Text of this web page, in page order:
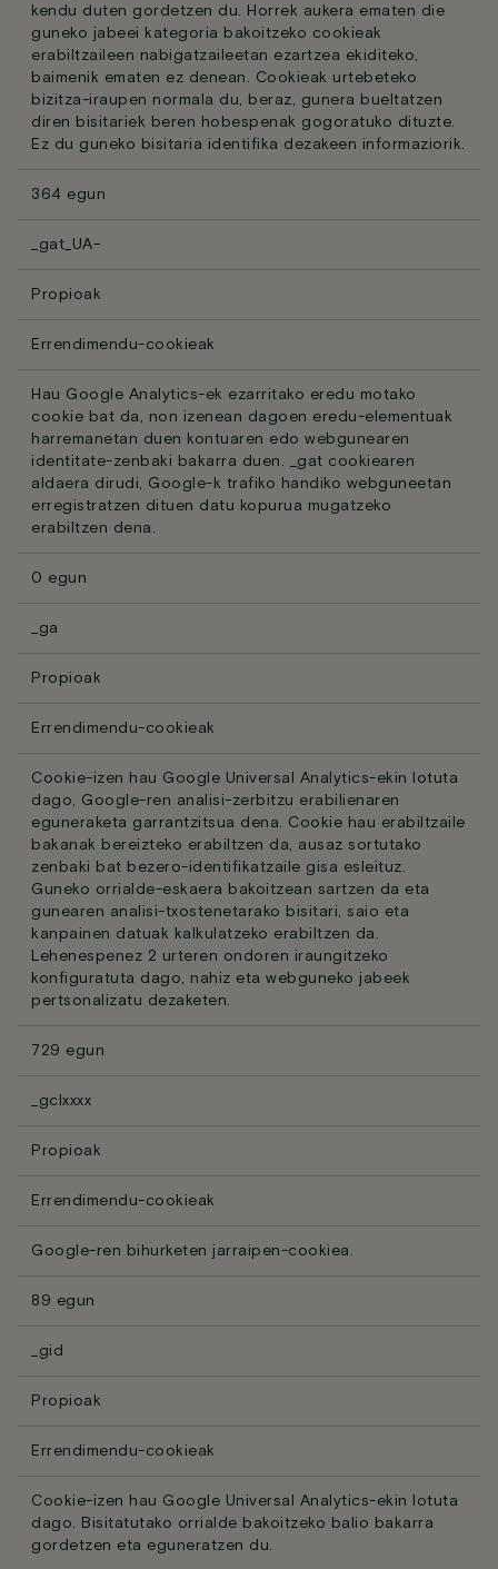
kendu duten gordetzen du. Horrek aukera ematen die
guneko jabeei kategoria bakoitzeko cookieak
erabiltzaileen nabigatzaileetan ezartzea ekiditeko,
baimenik ematen ez denean. Cookieak urtebeteko
bizitza-iraupen normala du, beraz, gunera bueltatzen
diren bisitariek beren hobespenak gogoratuko dituzte.
Ez du guneko bisitaria identifika dezakeen informaziorik.
364 egun
_gat_UA-
Propioak
Errendimendu-cookieak
Hau Google Analytics-ek ezarritako eredu motako
cookie bat da, non izenean dagoen eredu-elementuak
harremanetan duen kontuaren edo webgunearen
identitate-zenbaki bakarra duen. _gat cookiearen
aldaera dirudi, Google-k trafiko handiko webguneetan
erregistratzen dituen datu kopurua mugatzeko
erabiltzen dena.
0 egun
_ga
Propioak
Errendimendu-cookieak
Cookie-izen hau Google Universal Analytics-ekin lotuta
dago, Google-ren analisi-zerbitzu erabilienaren
eguneraketa garrantzitsua dena. Cookie hau erabiltzaile
bakanak bereizteko erabiltzen da, ausaz sortutako
zenbaki bat bezero-identifikatzaile gisa esleituz.
Guneko orrialde-eskaera bakoitzean sartzen da eta
gunearen analisi-txostenetarako bisitari, saio eta
kanpainen datuak kalkulatzeko erabiltzen da.
Lehenespenez 2 urteren ondoren iraungitzeko
konfiguratuta dago, nahiz eta webguneko jabeek
pertsonalizatu dezaketen.
729 egun
_gclxxxx
Propioak
Errendimendu-cookieak
Google-ren bihurketen jarraipen-cookiea.
89 egun
_gid
Propioak
Errendimendu-cookieak
Cookie-izen hau Google Universal Analytics-ekin lotuta
dago. Bisitatutako orrialde bakoitzeko balio bakarra
gordetzen eta eguneratzen du.